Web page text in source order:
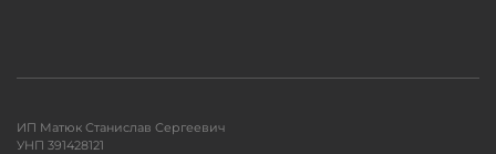
ИП Матюк Станислав Сергеевич
УНП 391428121